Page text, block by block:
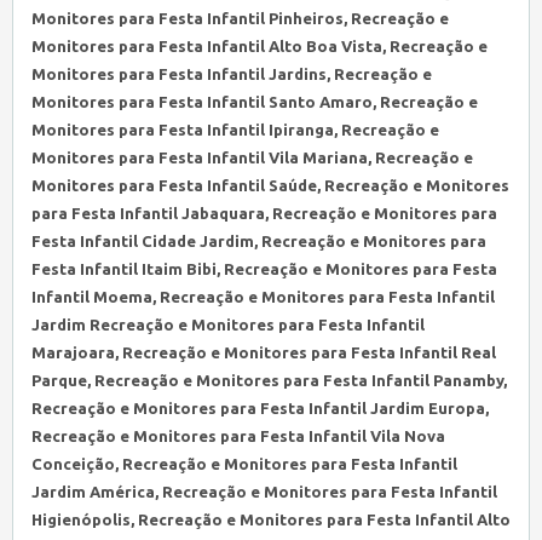
Monitores para Festa Infantil Pinheiros, Recreação e
Monitores para Festa Infantil Alto Boa Vista, Recreação e
Monitores para Festa Infantil Jardins, Recreação e
Monitores para Festa Infantil Santo Amaro, Recreação e
Monitores para Festa Infantil Ipiranga, Recreação e
Monitores para Festa Infantil Vila Mariana, Recreação e
Monitores para Festa Infantil Saúde, Recreação e Monitores
para Festa Infantil Jabaquara, Recreação e Monitores para
Festa Infantil Cidade Jardim, Recreação e Monitores para
Festa Infantil Itaim Bibi, Recreação e Monitores para Festa
Infantil Moema, Recreação e Monitores para Festa Infantil
Jardim Recreação e Monitores para Festa Infantil
Marajoara, Recreação e Monitores para Festa Infantil Real
Parque, Recreação e Monitores para Festa Infantil Panamby,
Recreação e Monitores para Festa Infantil Jardim Europa,
Recreação e Monitores para Festa Infantil Vila Nova
Conceição, Recreação e Monitores para Festa Infantil
Jardim América, Recreação e Monitores para Festa Infantil
Higienópolis, Recreação e Monitores para Festa Infantil Alto